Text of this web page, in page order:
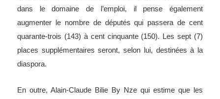
dans le domaine de l’emploi, il pense également
augmenter le nombre de députés qui passera de cent
quarante-trois (143) à cent cinquante (150). Les sept (7)
places supplémentaires seront, selon lui, destinées à la
diaspora.
En outre, Alain-Claude Bilie By Nze qui estime que les